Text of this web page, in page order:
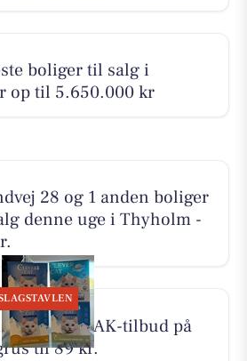
boliger til salg i
op til 5.650.000 kr
28 og 1 anden boliger
denne uge i Thyholm -
har JA TAK-tilbud på
til 89 kr.